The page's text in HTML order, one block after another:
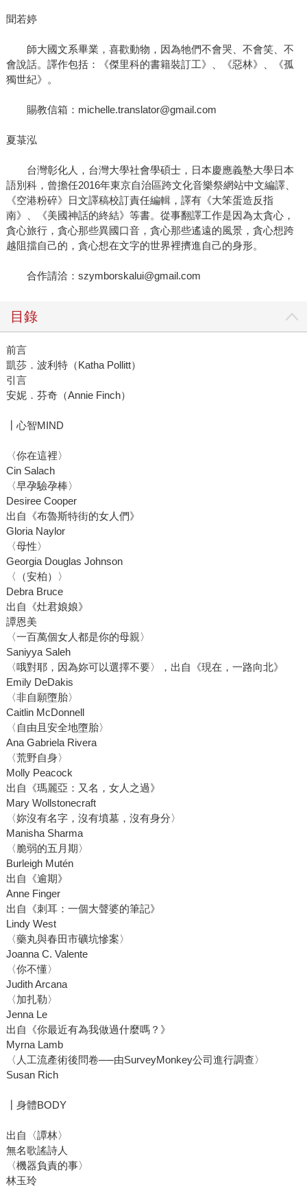
聞若婷
師大國文系畢業，喜歡動物，因為牠們不會哭、不會笑、不
會說話。譯作包括：《傑里科的書籍裝訂工》、《惡林》、《孤
獨世紀》。
賜教信箱：michelle.translator@gmail.com
夏菉泓
台灣彰化人，台灣大學社會學碩士，日本慶應義塾大學日本
語別科，曾擔任2016年東京自治區跨文化音樂祭網站中文編譯、
《空港粉碎》日文譯稿校訂責任編輯，譯有《大笨蛋造反指
南》、《美國神話的終結》等書。從事翻譯工作是因為太貪心，
貪心旅行，貪心那些異國口音，貪心那些遙遠的風景，貪心想跨
越阻擋自己的，貪心想在文字的世界裡擠進自己的身形。
合作請洽：szymborskalui@gmail.com
目錄
前言
凱莎．波利特（Katha Pollitt）
引言
安妮．芬奇（Annie Finch）
┃心智MIND
〈你在這裡〉
Cin Salach
〈早孕驗孕棒〉
Desiree Cooper
出自《布魯斯特街的女人們》
Gloria Naylor
〈母性〉
Georgia Douglas Johnson
〈（安柏）〉
Debra Bruce
出自《灶君娘娘》
譚恩美
〈一百萬個女人都是你的母親〉
Saniyya Saleh
〈哦對耶，因為妳可以選擇不要〉，出自《現在，一路向北》
Emily DeDakis
〈非自願墮胎〉
Caitlin McDonnell
〈自由且安全地墮胎〉
Ana Gabriela Rivera
〈荒野自身〉
Molly Peacock
出自《瑪麗亞：又名，女人之過》
Mary Wollstonecraft
〈妳沒有名字，沒有墳墓，沒有身分〉
Manisha Sharma
〈脆弱的五月期〉
Burleigh Mutén
出自《逾期》
Anne Finger
出自《刺耳：一個大聲婆的筆記》
Lindy West
〈藥丸與春田市礦坑慘案〉
Joanna C. Valente
〈你不懂〉
Judith Arcana
〈加扎勒〉
Jenna Le
出自《你最近有為我做過什麼嗎？》
Myrna Lamb
〈人工流產術後問卷──由SurveyMonkey公司進行調查〉
Susan Rich
┃身體BODY
出自〈譚林〉
無名歌謠詩人
〈機器負責的事〉
林玉玲